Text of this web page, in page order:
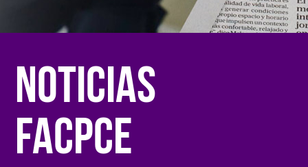
NOTICIAS
FACPCE